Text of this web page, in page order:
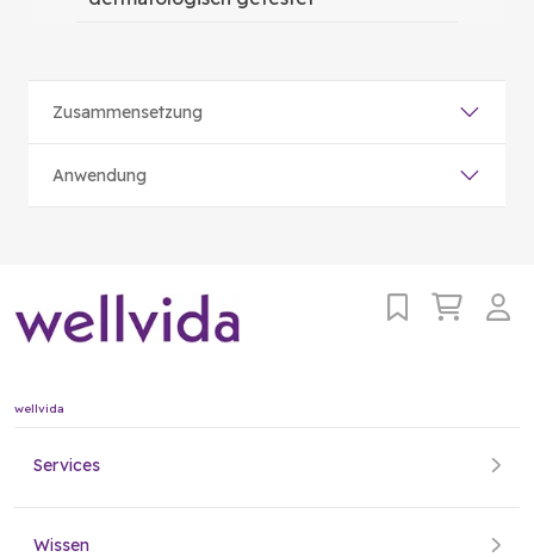
Zusammensetzung
Anwendung
wellvida
Services
Wissen